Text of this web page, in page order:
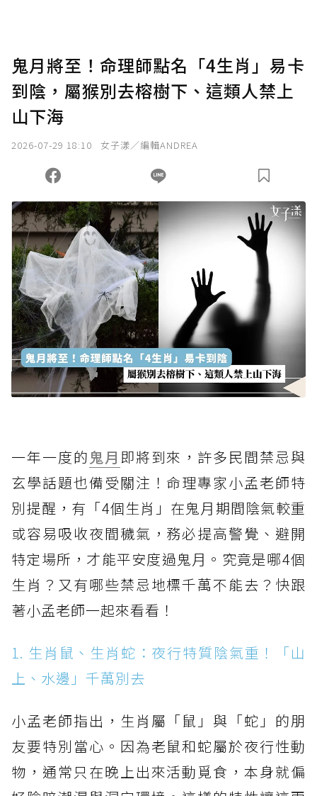
鬼月將至！命理師點名「4生肖」易卡
到陰，屬猴別去榕樹下、這類人禁上
山下海
2026-07-29 18:10 女子漾／編輯ANDREA
一年一度的鬼月 即將到來，許多民間禁忌與
玄學話題也備受關注！命理專家小孟老師特
別提醒，有「4個生肖」在鬼月期間陰氣較重
或容易吸收夜間穢氣，務必提高警覺、避開
特定場所，才能平安度過鬼月。究竟是哪4個
生肖？又有哪些禁忌地標千萬不能去？快跟
著小孟老師一起來看看！
1. 生肖鼠、生肖蛇：夜行特質陰氣重！「山
上、水邊」千萬別去
小孟老師指出，生肖屬「鼠」與「蛇」的朋
友要特別當心。因為老鼠和蛇屬於夜行性動
物，通常只在晚上出來活動覓食，本身就偏